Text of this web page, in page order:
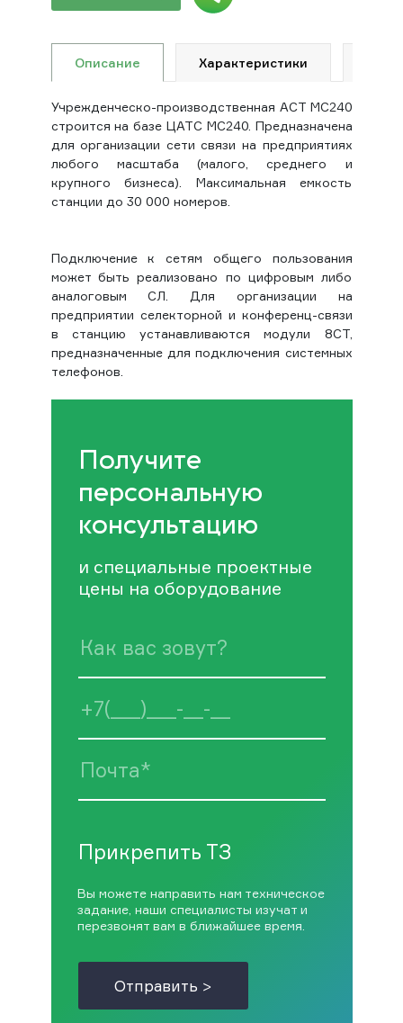
Описание Характеристики
Учрежденческо-производственная АСТ МС240
строится на базе ЦАТС МС240. Предназначена
для организации сети связи на предприятиях
любого масштаба (малого, среднего и
крупного бизнеса). Максимальная емкость
станции до 30 000 номеров.
Подключение к сетям общего пользования
может быть реализовано по цифровым либо
аналоговым СЛ. Для организации на
предприятии селекторной и конференц-связи
в станцию устанавливаются модули 8СТ,
предназначенные для подключения системных
телефонов.
Получите
персональную
консультацию
и специальные проектные
цены на оборудование
Прикрепить ТЗ
Вы можете направить нам техническое
задание, наши специалисты изучат и
перезвонят вам в ближайшее время.
Отправить >